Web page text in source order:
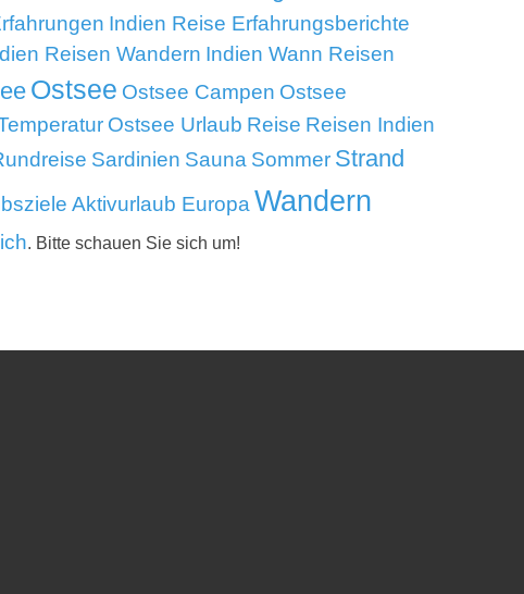
Indien Reise Erfahrungsberichte
Reisen Wandern Indien Wann Reisen
Ostsee Ostsee Campen Ostsee
Ostsee Urlaub Reise Reisen Indien
Sardinien Sauna Sommer Strand
Aktivurlaub Europa Wandern
. Bitte schauen Sie sich um!